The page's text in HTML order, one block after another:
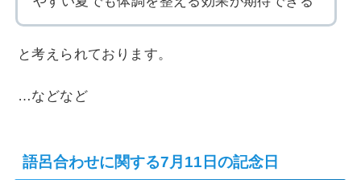
と考えられております。
…などなど
語呂合わせに関する7月11日の記念日